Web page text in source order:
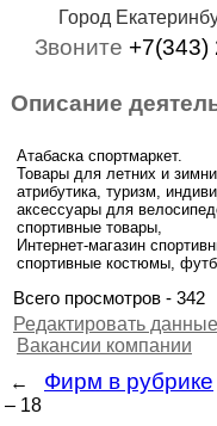
Город
Звоните +7(343)
Описание
Атабаска спортмаркет.
Товары для летних и
атрибутика, туризм,
аксессуары для
спортивные товары,
Интернет-магазин
спортивные костюмы,
Всего просмотров - 342
Редактировать данные
Вакансии компании
←
Фирм в рубрике
– 18